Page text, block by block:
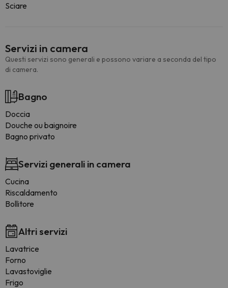
Sciare
Servizi in camera
Questi servizi sono generali e possono variare a seconda del tipo
di camera.
Bagno
Doccia
Douche ou baignoire
Bagno privato
Servizi generali in camera
Cucina
Riscaldamento
Bollitore
Altri servizi
Lavatrice
Forno
Lavastoviglie
Frigo